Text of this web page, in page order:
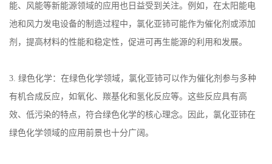
能、风能等新能源领域的应用也日益受到关注。例如，在太阳能电
池和风力发电设备的制造过程中，氯化亚铈可能作为催化剂或添加
剂，提高材料的性能和稳定性，促进可再生能源的利用和发展。
3. 绿色化学：在绿色化学领域，氯化亚铈可以作为催化剂参与多种
有机合成反应，如氧化、羰基化和氢化反应等。这些反应具有高
效、低污染的特点，符合绿色化学的核心理念。因此，氯化亚铈在
绿色化学领域的应用前景也十分广阔。